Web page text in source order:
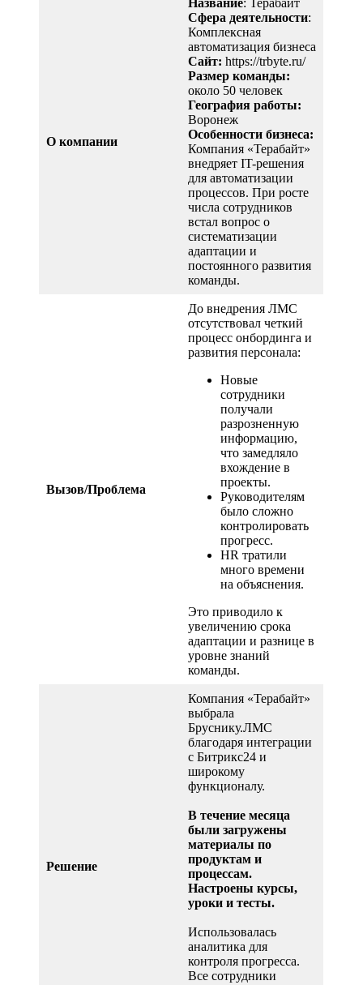
О компании
Сфера деятельности:
Комплексная
автоматизация бизнеса
Сайт: https://trbyte.ru/
Размер команды:
около 50 человек
География работы:
Воронеж
Особенности бизнеса:
Компания «Терабайт»
внедряет IT-решения
для автоматизации
процессов. При росте
числа сотрудников
встал вопрос о
систематизации
адаптации и
постоянного развития
команды.
Вызов/Проблема
До внедрения ЛМС
отсутствовал четкий
процесс онбординга и
развития персонала:
Новые
сотрудники
получали
разрозненную
информацию,
что замедляло
вхождение в
проекты.
Руководителям
было сложно
контролировать
прогресс.
HR тратили
много времени
на объяснения.
Это приводило к
увеличению срока
адаптации и разнице в
уровне знаний
команды.
Решение
Компания «Терабайт»
выбрала
Бруснику.ЛМС
благодаря интеграции
с Битрикс24 и
широкому
функционалу.
В течение месяца
были загружены
материалы по
продуктам и
процессам.
Настроены курсы,
уроки и тесты.
Использовалась
аналитика для
контроля прогресса.
Все сотрудники